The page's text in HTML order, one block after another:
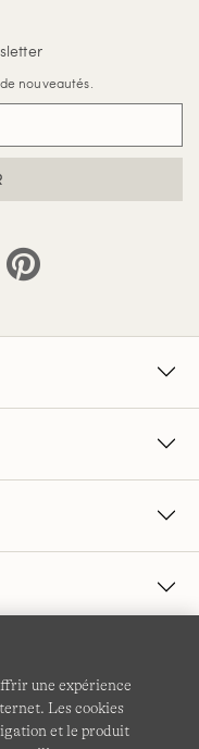
nouveautés.
une expérience
Les cookies
et le produit